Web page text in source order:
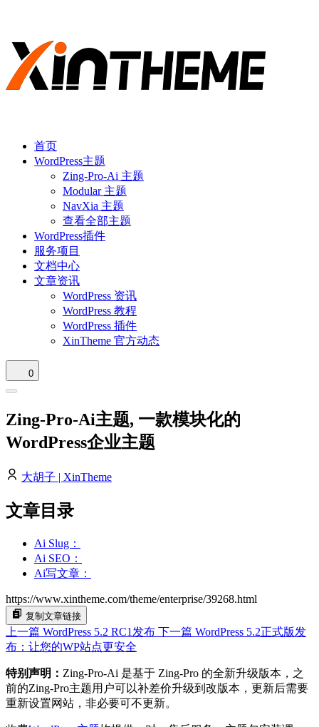
首页
WordPress主题
Zing-Pro-Ai 主题
Modular 主题
NavXia 主题
查看全部主题
WordPress插件
服务项目
文档中心
文章资讯
WordPress 资讯
WordPress 教程
WordPress 插件
XinTheme 官方动态
0
Zing-Pro-Ai主题, 一款模块化的
WordPress企业主题
大胡子 | XinTheme
文章目录
Ai Slug：
Ai SEO：
Ai写文章：
https://www.xintheme.com/theme/enterprise/39268.html
复制文章链接
上一篇 WordPress 5.2 RC1发布 下一篇 WordPress 5.2正式版发
布：让您的WP站点更安全
特别声明： Zing-Pro-Ai 是基于 Zing-Pro 的全新升级版本，之
前的Zing-Pro主题用户可以补差价升级到改版本，更新后需要
重新设置网站，非必要可不更新。